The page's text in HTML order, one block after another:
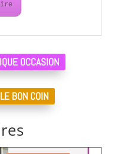
OCCASION
BON COIN